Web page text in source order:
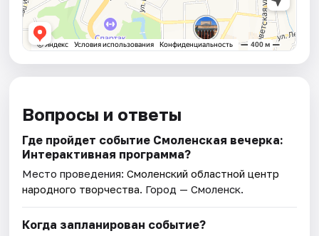
Вопросы и ответы
Где пройдет событие Смоленская вечерка:
Интерактивная программа?
Место проведения:Смоленский областной центр
народного творчества. Город — Смоленск.
Когда запланирован событие?